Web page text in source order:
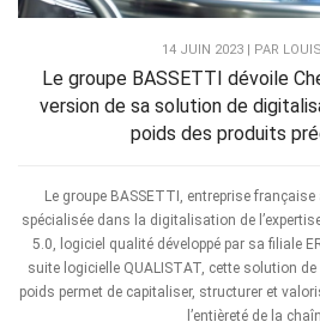
14 JUIN 2023 | PAR
Le groupe BASSETTI dévoile
version de sa solution de
poids des produits
Le groupe BASSETTI, entreprise
spécialisée dans la digitalisation de
5.0, logiciel qualité développé par sa filiale
suite logicielle QUALISTAT, cette solution
poids permet de capitaliser, structurer et
l’entièreté de la